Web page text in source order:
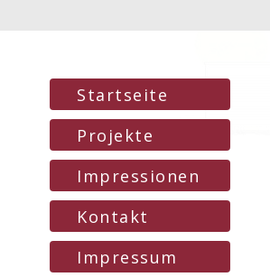
Startseite
Projekte
Impressionen
Kontakt
Impressum